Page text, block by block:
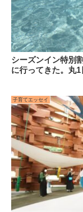
シーズンイン特別
に行ってきた。丸
子育てエッセイ